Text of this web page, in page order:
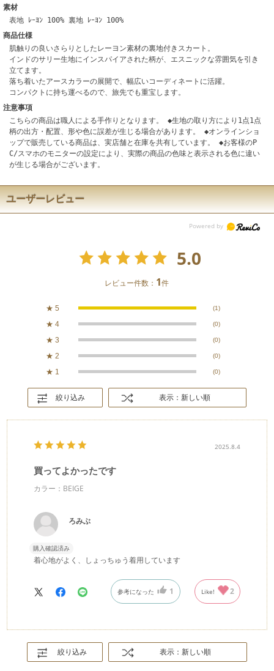
素材
表地 ﾚｰﾖﾝ 100% 裏地 ﾚｰﾖﾝ 100%
商品仕様
肌触りの良いさらりとしたレーヨン素材の裏地付きスカート。
インドのサリー生地にインスパイアされた柄が、エスニックな雰囲気を引き
立てます。
落ち着いたアースカラーの展開で、幅広いコーディネートに活躍。
コンパクトに持ち運べるので、旅先でも重宝します。
注意事項
こちらの商品は職人による手作りとなります。 ◆生地の取り方により1点1点
柄の出方・配置、形や色に誤差が生じる場合があります。 ◆オンラインショ
ップで販売している商品は、実店舗と在庫を共有しています。 ◆お客様のP
C/スマホのモニターの設定により、実際の商品の色味と表示される色に違い
が生じる場合がございます。
ユーザーレビュー
5.0
レビュー件数： 1件
★ 5 (1)
★ 4 (0)
★ 3 (0)
★ 2 (0)
★ 1 (0)
絞り込み 表示：新しい順
2025.8.4
買ってよかったです
カラー：BEIGE
ろみぶ
購入確認済み
着心地がよく、しょっちゅう着用しています
参考になった 1 Like! 2
絞り込み 表示：新しい順